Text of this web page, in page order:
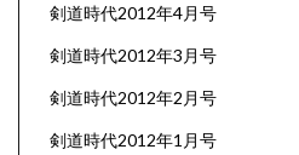
剣道時代2012年4月号
剣道時代2012年3月号
剣道時代2012年2月号
剣道時代2012年1月号